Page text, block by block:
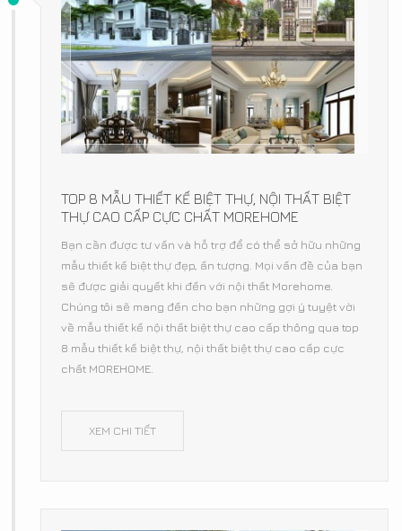
TOP 8 MẪU THIẾT KẾ BIỆT THỰ, NỘI THẤT BIỆT
THỰ CAO CẤP CỰC CHẤT MOREHOME
Bạn cần được tư vấn và hỗ trợ để có thể sở hữu những
mẫu thiết kế biệt thự đẹp, ấn tượng. Mọi vấn đề của bạn
sẽ được giải quyết khi đến với nội thất Morehome.
Chúng tôi sẽ mang đến cho bạn những gợi ý tuyệt vời
về mẫu thiết kế nội thất biệt thự cao cấp thông qua top
8 mẫu thiết kế biệt thự, nội thất biệt thự cao cấp cực
chất MOREHOME.
XEM CHI TIẾT